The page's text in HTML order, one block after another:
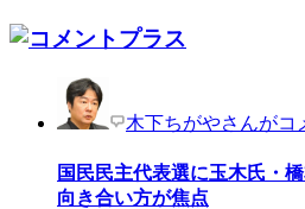
木下ちがやさんがコ
国民民主代表選に玉木氏・
向き合い方が焦点